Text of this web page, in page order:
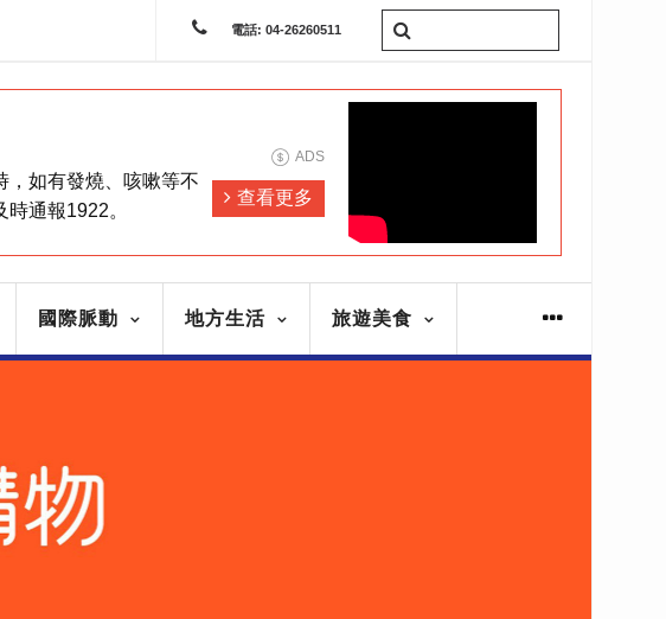
電話: 04-26260511
，如有發燒、咳嗽等不
通報1922。
ADS
查看更多
國際脈動 地方生活 旅遊美食